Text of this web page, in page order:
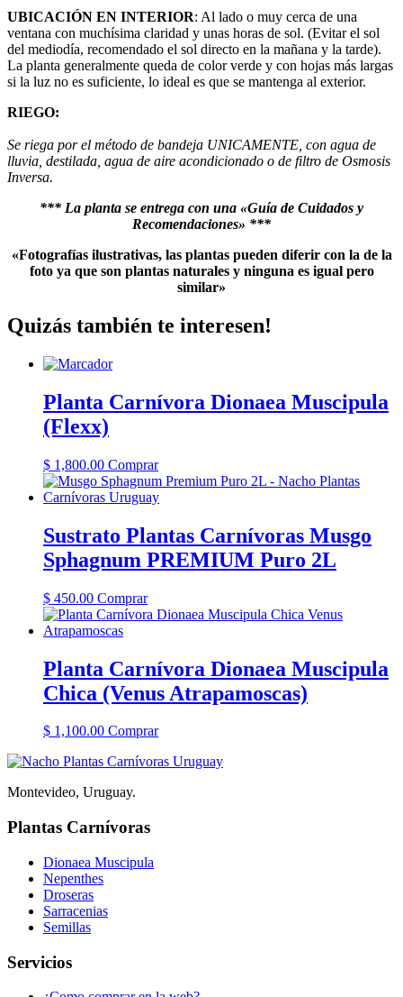
UBICACIÓN EN INTERIOR: Al lado o muy cerca de una
ventana con muchísima claridad y unas horas de sol. (Evitar el sol
del mediodía, recomendado el sol directo en la mañana y la tarde).
La planta generalmente queda de color verde y con hojas más largas
si la luz no es suficiente, lo ideal es que se mantenga al exterior.
RIEGO:
Se riega por el método de bandeja UNICAMENTE, con agua de
lluvia, destilada, agua de aire acondicionado o de filtro de Osmosis
Inversa.
*** La planta se entrega con una «Guía de Cuidados y
Recomendaciones» ***
«Fotografías ilustrativas, las plantas pueden diferir con la de la
foto ya que son plantas naturales y ninguna es igual pero
similar»
Quizás también te interesen!
Planta Carnívora Dionaea Muscipula
(Flexx)
$ 1,800.00 Comprar
Sustrato Plantas Carnívoras Musgo
Sphagnum PREMIUM Puro 2L
$ 450.00 Comprar
Planta Carnívora Dionaea Muscipula
Chica (Venus Atrapamoscas)
$ 1,100.00 Comprar
Montevideo, Uruguay.
Plantas Carnívoras
Dionaea Muscipula
Nepenthes
Droseras
Sarracenias
Semillas
Servicios